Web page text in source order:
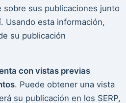
sus publicaciones junto
Usando esta información,
su publicación
con vistas previas
. Puede obtener una vista
su publicación en los SERP,